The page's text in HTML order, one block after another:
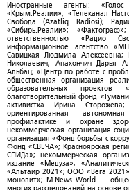
Иностранные агенты:
«Крым.Реалии»; «Телеканал
Свобода (Azatliq Radiosi);
«Сибирь.Реалии»;
ответственностью «Радио
информационное агентство
Савицкая Людмила Алексеевна;
Николаевич; Апахончич Дарья
Альбац; «Центр по работе с
общественная организация
образовательных проектов
благотворительный фонд
активистка Ирина
ориентированная
профилактике и охране
некоммерческая организация
организация «Фонд борьбы с
Фонд «СВЕЧА»; Красноярская
СПИДа»; некоммерческая
издание «Медуза»;
«Альтаир 2021»; ООО «Вега
монолит»; M.News World —
многих расследований на основе